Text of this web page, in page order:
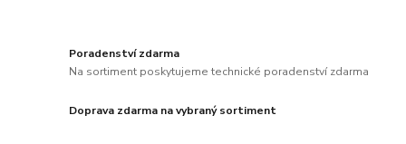
Poradenství zdarma
Na sortiment poskytujeme technické poradenství zdarma
Doprava zdarma na vybraný sortiment